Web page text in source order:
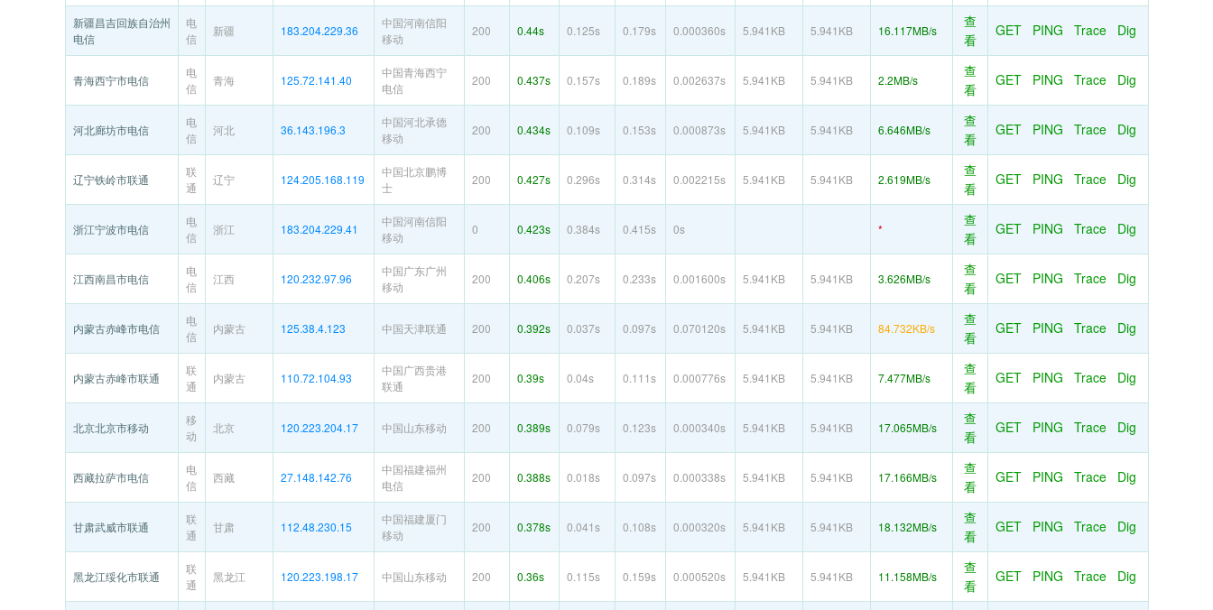
新疆昌吉回族自治州
电信
电
信
新疆 183.204.229.36
中国河南信阳
移动
200 0.44s 0.125s 0.179s 0.000360s 5.941KB 5.941KB 16.117MB/s
查
看
GET PING Trace Dig
青海西宁市电信
电
信
青海 125.72.141.40
中国青海西宁
电信
200 0.437s 0.157s 0.189s 0.002637s 5.941KB 5.941KB 2.2MB/s
查
看
GET PING Trace Dig
河北廊坊市电信
电
信
河北 36.143.196.3
中国河北承德
移动
200 0.434s 0.109s 0.153s 0.000873s 5.941KB 5.941KB 6.646MB/s
查
看
GET PING Trace Dig
辽宁铁岭市联通
联
通
辽宁 124.205.168.119
中国北京鹏博
士
200 0.427s 0.296s 0.314s 0.002215s 5.941KB 5.941KB 2.619MB/s
查
看
GET PING Trace Dig
浙江宁波市电信
电
信
浙江 183.204.229.41
中国河南信阳
移动
0 0.423s 0.384s 0.415s 0s *
查
看
GET PING Trace Dig
江西南昌市电信
电
信
江西 120.232.97.96
中国广东广州
移动
200 0.406s 0.207s 0.233s 0.001600s 5.941KB 5.941KB 3.626MB/s
查
看
GET PING Trace Dig
内蒙古赤峰市电信
电
信
内蒙古 125.38.4.123 中国天津联通 200 0.392s 0.037s 0.097s 0.070120s 5.941KB 5.941KB 84.732KB/s
查
看
GET PING Trace Dig
内蒙古赤峰市联通
联
通
内蒙古 110.72.104.93
中国广西贵港
联通
200 0.39s 0.04s 0.111s 0.000776s 5.941KB 5.941KB 7.477MB/s
查
看
GET PING Trace Dig
北京北京市移动
移
动
北京 120.223.204.17 中国山东移动 200 0.389s 0.079s 0.123s 0.000340s 5.941KB 5.941KB 17.065MB/s
查
看
GET PING Trace Dig
西藏拉萨市电信
电
信
西藏 27.148.142.76
中国福建福州
电信
200 0.388s 0.018s 0.097s 0.000338s 5.941KB 5.941KB 17.166MB/s
查
看
GET PING Trace Dig
甘肃武威市联通
联
通
甘肃 112.48.230.15
中国福建厦门
移动
200 0.378s 0.041s 0.108s 0.000320s 5.941KB 5.941KB 18.132MB/s
查
看
GET PING Trace Dig
黑龙江绥化市联通
联
通
黑龙江 120.223.198.17 中国山东移动 200 0.36s 0.115s 0.159s 0.000520s 5.941KB 5.941KB 11.158MB/s
查
看
GET PING Trace Dig